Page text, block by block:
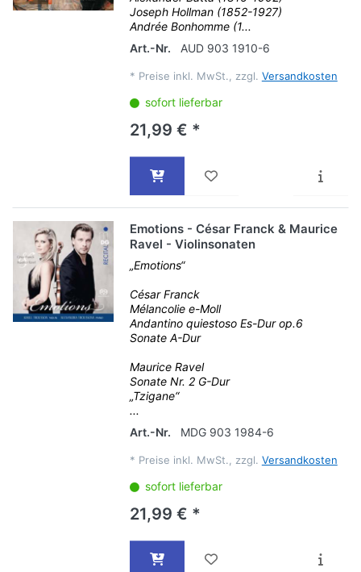
Joseph Hollman (1852-1927)
Andrée Bonhomme (1...
Art.-Nr.
AUD 903 1910-6
* Preise inkl. MwSt., zzgl. Versandkosten
sofort lieferbar
21,99 € *
Emotions - César Franck & Maurice
Ravel - Violinsonaten
„Emotions“
César Franck
Mélancolie e-Moll
Andantino quiestoso Es-Dur op.6
Sonate A-Dur
Maurice Ravel
Sonate Nr. 2 G-Dur
„Tzigane“
...
Art.-Nr.
MDG 903 1984-6
* Preise inkl. MwSt., zzgl. Versandkosten
sofort lieferbar
21,99 € *